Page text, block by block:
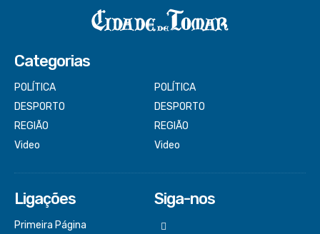
Categorias
POLÍTICA
DESPORTO
REGIÃO
Video
POLÍTICA
DESPORTO
REGIÃO
Video
Ligações
Primeira Página
Siga-nos